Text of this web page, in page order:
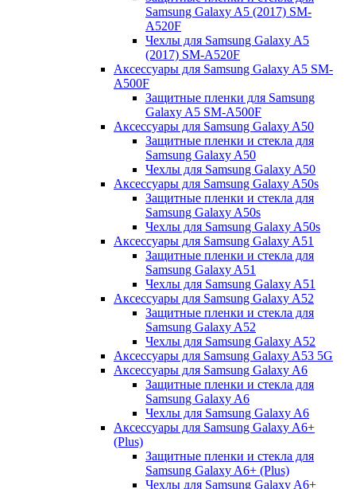
Samsung Galaxy A5 (2017) SM-
A520F
Чехлы для Samsung Galaxy A5
(2017) SM-A520F
Аксессуары для Samsung Galaxy A5 SM-
A500F
Защитные пленки для Samsung
Galaxy A5 SM-A500F
Аксессуары для Samsung Galaxy A50
Защитные пленки и стекла для
Samsung Galaxy A50
Чехлы для Samsung Galaxy A50
Аксессуары для Samsung Galaxy A50s
Защитные пленки и стекла для
Samsung Galaxy A50s
Чехлы для Samsung Galaxy A50s
Аксессуары для Samsung Galaxy A51
Защитные пленки и стекла для
Samsung Galaxy A51
Чехлы для Samsung Galaxy A51
Аксессуары для Samsung Galaxy A52
Защитные пленки и стекла для
Samsung Galaxy A52
Чехлы для Samsung Galaxy A52
Аксессуары для Samsung Galaxy A53 5G
Аксессуары для Samsung Galaxy A6
Защитные пленки и стекла для
Samsung Galaxy A6
Чехлы для Samsung Galaxy A6
Аксессуары для Samsung Galaxy A6+
(Plus)
Защитные пленки и стекла для
Samsung Galaxy A6+ (Plus)
Чехлы для Samsung Galaxy A6+